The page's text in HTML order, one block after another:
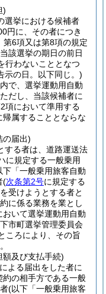
)
選挙における候補者
円に、その者につき
6項又は第8項の規定
該選挙の期日の前日
行わないこととなつ
示の日。以下同じ。)
で、選挙運動用自動
ただし、当該候補者に
項において準用する
属することとならな
の届出)
する者は、道路運送法
に規定する一般乗用
下「一般乗用旅客自動
(次条第2号に規定する
受けようとする者と
に係る業務を業とし
おいて選挙運動用自動
市町選挙管理委員会
ころにより、その旨
及び支払手続)
よる届出をした者に
の相手方である一般
(以下「一般乗用旅客